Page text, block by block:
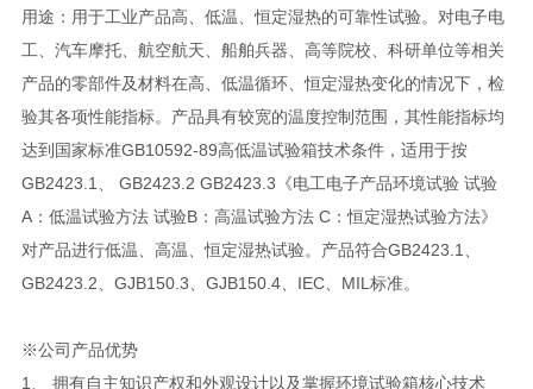
用途：用于工业产品高、低温、恒定湿热的可靠性试验。对电子电
工、汽车摩托、航空航天、船舶兵器、高等院校、科研单位等相关
产品的零部件及材料在高、低温循环、恒定湿热变化的情况下，检
验其各项性能指标。产品具有较宽的温度控制范围，其性能指标均
达到国家标准GB10592-89高低温试验箱技术条件，适用于按
GB2423.1、 GB2423.2 GB2423.3《电工电子产品环境试验 试验
A：低温试验方法 试验B：高温试验方法 C：恒定湿热试验方法》
对产品进行低温、高温、恒定湿热试验。产品符合GB2423.1、
GB2423.2、GJB150.3、GJB150.4、IEC、MIL标准。
※公司产品优势
1、 拥有自主知识产权和外观设计以及掌握环境试验箱核心技术